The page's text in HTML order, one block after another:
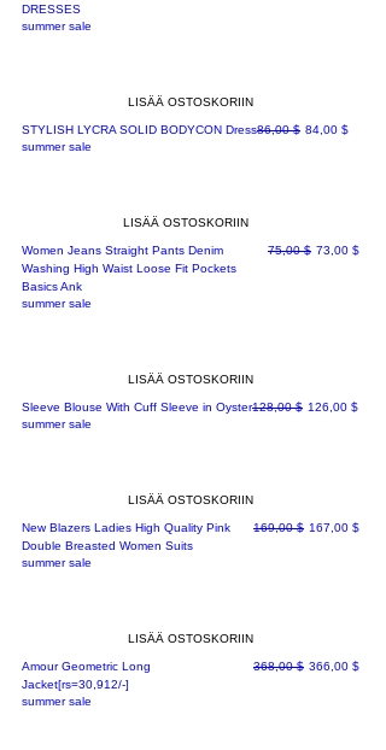
DRESSES
summer sale
LISÄÄ OSTOSKORIIN
STYLISH LYCRA SOLID BODYCON DressNormaali hinta
86,00 $ Alehinta
84,00 $
summer sale
LISÄÄ OSTOSKORIIN
Women Jeans Straight Pants Denim
Washing High Waist Loose Fit Pockets
Basics Ank
Normaali hinta
75,00 $ Alehinta
73,00 $
summer sale
LISÄÄ OSTOSKORIIN
Sleeve Blouse With Cuff Sleeve in OysterNormaali hinta
128,00 $ Alehinta
126,00 $
summer sale
LISÄÄ OSTOSKORIIN
New Blazers Ladies High Quality Pink
Double Breasted Women Suits
Normaali hinta
169,00 $ Alehinta
167,00 $
summer sale
LISÄÄ OSTOSKORIIN
Amour Geometric Long
Jacket[rs=30,912/-]
Normaali hinta
368,00 $ Alehinta
366,00 $
summer sale